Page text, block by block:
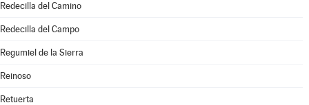
Redecilla del Camino
Redecilla del Campo
Regumiel de la Sierra
Reinoso
Retuerta